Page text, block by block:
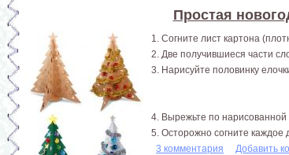
Простая
1. Согните лист картона
2. Две получившиеся части
3. Нарисуйте половинку
4. Вырежьте по нарисованной
5. Осторожно согните каждое
3 комментария
Добавить